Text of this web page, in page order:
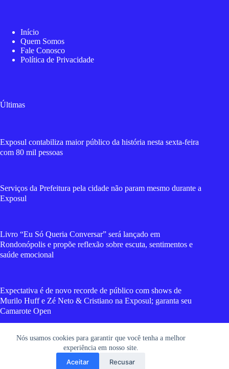
Nós usamos cookies para garantir que você tenha a melhor
experiência em nosso site.
Aceitar Recusar
Início
Quem Somos
Fale Conosco
Política de Privacidade
Últimas
Exposul contabiliza maior público da história nesta sexta-feira
com 80 mil pessoas
Serviços da Prefeitura pela cidade não param mesmo durante a
Exposul
Livro “Eu Só Queria Conversar” será lançado em
Rondonópolis e propõe reflexão sobre escuta, sentimentos e
saúde emocional
Expectativa é de novo recorde de público com shows de
Murilo Huff e Zé Neto & Cristiano na Exposul; garanta seu
Camarote Open
Vídeos mostram forte incêndio que destruiu cavalo mecânico
Copyright © 2026 RGT News - Portal de Notícias